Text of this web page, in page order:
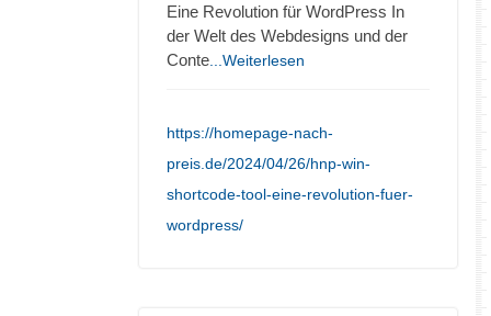
Eine Revolution für WordPress In
der Welt des Webdesigns und der
Conte ...Weiterlesen
https://homepage-nach-
preis.de/2024/04/26/hnp-win-
shortcode-tool-eine-revolution-fuer-
wordpress/